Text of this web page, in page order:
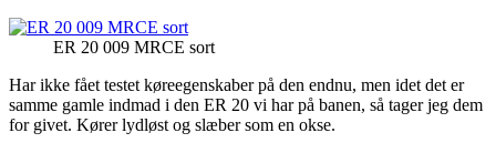
ER 20 009 MRCE sort
Har ikke fået testet køreegenskaber på den endnu, men idet det er
samme gamle indmad i den ER 20 vi har på banen, så tager jeg dem
for givet. Kører lydløst og slæber som en okse.